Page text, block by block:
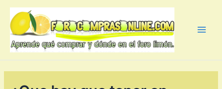
contenido